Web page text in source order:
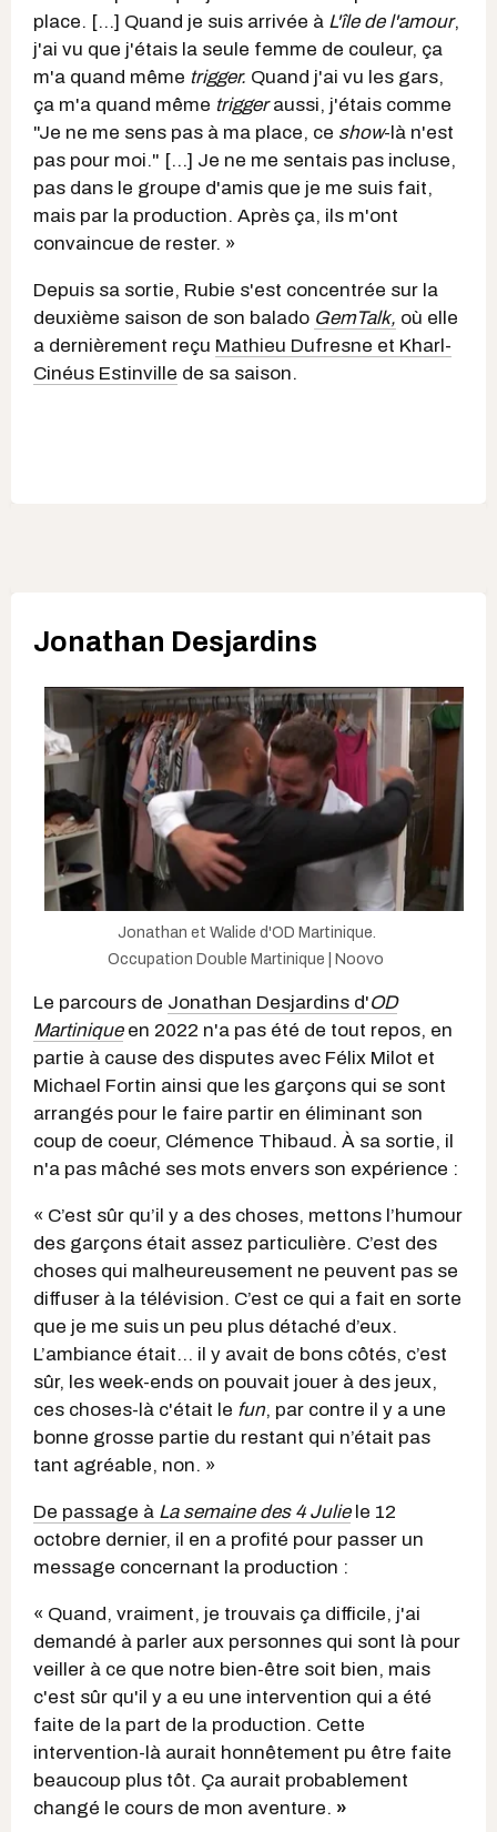
place. [...] Quand je suis arrivée à L'île de l'amour,
j'ai vu que j'étais la seule femme de couleur, ça
m'a quand même trigger. Quand j'ai vu les gars,
ça m'a quand même triggeraussi, j'étais comme
"Je ne me sens pas à ma place, ce show-là n'est
pas pour moi." [...] Je ne me sentais pas incluse,
pas dans le groupe d'amis que je me suis fait,
mais par la production. Après ça, ils m'ont
convaincue de rester. »
Depuis sa sortie, Rubie s'est concentrée sur la
deuxième saison de son balado GemTalk, où elle
a dernièrement reçu Mathieu Dufresne et Kharl-
Cinéus Estinville de sa saison.
Jonathan Desjardins
Jonathan et Walide d'OD Martinique.
Occupation Double Martinique | Noovo
Le parcours de Jonathan Desjardins d'OD
Martinique en 2022 n'a pas été de tout repos, en
partie à cause des disputes avec Félix Milot et
Michael Fortin ainsi que les garçons qui se sont
arrangés pour le faire partir en éliminant son
coup de coeur, Clémence Thibaud. À sa sortie, il
n'a pas mâché ses mots envers son expérience :
« C’est sûr qu’il y a des choses, mettons l’humour
des garçons était assez particulière. C’est des
choses qui malheureusement ne peuvent pas se
diffuser à la télévision. C’est ce qui a fait en sorte
que je me suis un peu plus détaché d’eux.
L’ambiance était… il y avait de bons côtés, c’est
sûr, les week-ends on pouvait jouer à des jeux,
ces choses-là c'était le fun, par contre il y a une
bonne grosse partie du restant qui n’était pas
tant agréable, non. »
De passage à La semaine des 4 Juliele 12
octobre dernier, il en a profité pour passer un
message concernant la production :
« Quand, vraiment, je trouvais ça difficile, j'ai
demandé à parler aux personnes qui sont là pour
veiller à ce que notre bien-être soit bien, mais
c'est sûr qu'il y a eu une intervention qui a été
faite de la part de la production. Cette
intervention-là aurait honnêtement pu être faite
beaucoup plus tôt. Ça aurait probablement
changé le cours de mon aventure. »